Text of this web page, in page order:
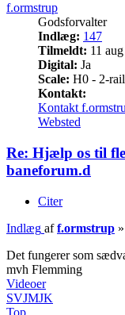
f.ormstrup
Godsforvalter
Indlæg: 147
Tilmeldt: 11
Digital: Ja
Scale: H0 - 2-rail
Kontakt:
Kontakt
Websted
Re: Hjælp os til
baneforum.d
Citer
Indlæg aff.ormstrup »
Det fungerer som
mvh Flemming
Videoer
SVJMJK
Top